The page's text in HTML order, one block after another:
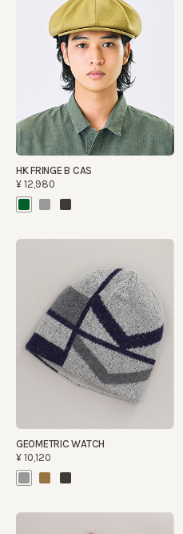
HK FRINGE B CAS
¥12,980
GEOMETRIC WATCH
¥10,120